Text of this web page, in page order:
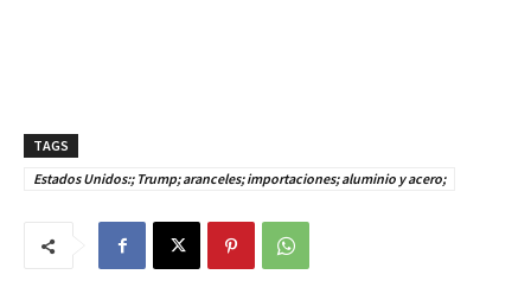
TAGS
Estados Unidos:; Trump; aranceles; importaciones; aluminio y acero;